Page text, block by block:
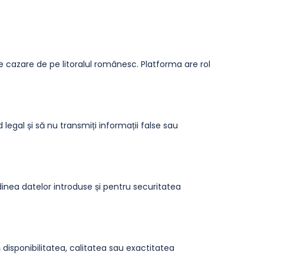
de pe litoralul românesc. Platforma are rol
și să nu transmiți informații false sau
datelor introduse și pentru securitatea
calitatea sau exactitatea